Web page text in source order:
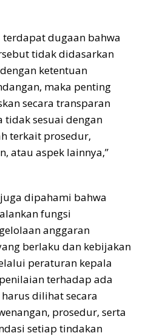
terdapat dugaan bahwa
tidak didasarkan
ketentuan
maka penting
secara transparan
tidak sesuai dengan
terkait prosedur,
atau aspek lainnya,”
dipahami bahwa
fungsi
anggaran
berlaku dan kebijakan
peraturan kepala
terhadap ada
dilihat secara
prosedur, serta
setiap tindakan